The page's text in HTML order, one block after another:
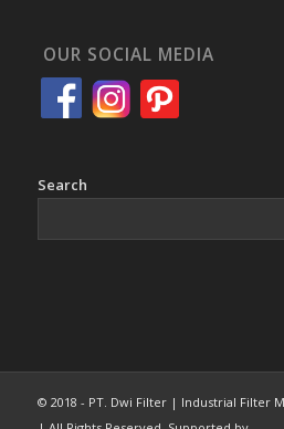
OUR SOCIAL MEDIA
Search
© 2018 - PT. Dwi Filter | Industrial Filter